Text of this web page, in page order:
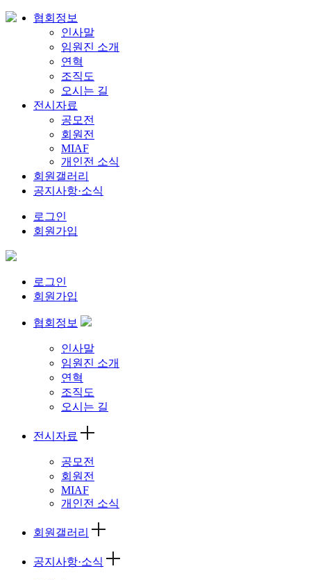
협회정보
인사말
임원진 소개
연혁
조직도
오시는 길
전시자료
공모전
회원전
MIAF
개인전 소식
회원갤러리
공지사항·소식
로그인
회원가입
로그인
회원가입
협회정보
인사말
임원진 소개
연혁
조직도
오시는 길
전시자료
공모전
회원전
MIAF
개인전 소식
회원갤러리
공지사항·소식